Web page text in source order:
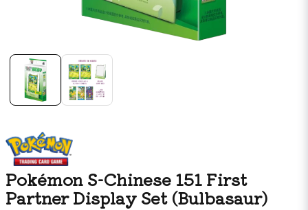
Pokémon S-Chinese 151 First
Partner Display Set (Bulbasaur)